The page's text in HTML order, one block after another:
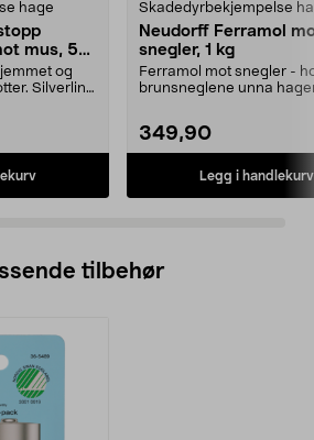
hage
mus, 5
og
Silverline
Skadedyrbekjempelse
Neudorff Ferramol
snegler, 1 kg
Ferramol mot snegler -
brunsneglene unna
349,90
Legg i handlekurv
tilbehør